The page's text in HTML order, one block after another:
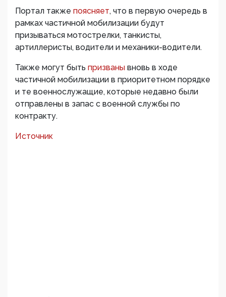
Портал также поясняет, что в первую очередь в
рамках частичной мобилизации будут
призываться мотострелки, танкисты,
артиллеристы, водители и механики-водители.
Также могут быть призваны вновь в ходе
частичной мобилизации в приоритетном порядке
и те военнослужащие, которые недавно были
отправлены в запас с военной службы по
контракту.
Источник